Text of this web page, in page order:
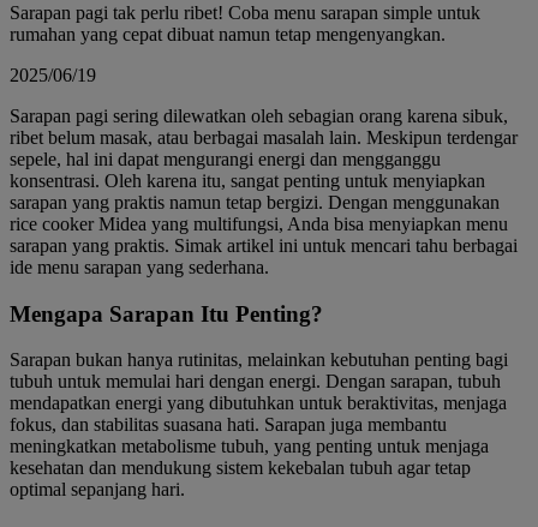
Sarapan pagi tak perlu ribet! Coba menu sarapan simple untuk
rumahan yang cepat dibuat namun tetap mengenyangkan.
2025/06/19
Sarapan pagi sering dilewatkan oleh sebagian orang karena sibuk,
ribet belum masak, atau berbagai masalah lain. Meskipun terdengar
sepele, hal ini dapat mengurangi energi dan mengganggu
konsentrasi. Oleh karena itu, sangat penting untuk menyiapkan
sarapan yang praktis namun tetap bergizi. Dengan menggunakan
rice cooker Midea yang multifungsi, Anda bisa menyiapkan menu
sarapan yang praktis. Simak artikel ini untuk mencari tahu berbagai
ide menu sarapan yang sederhana.
Mengapa Sarapan Itu Penting?
Sarapan bukan hanya rutinitas, melainkan kebutuhan penting bagi
tubuh untuk memulai hari dengan energi. Dengan sarapan, tubuh
mendapatkan energi yang dibutuhkan untuk beraktivitas, menjaga
fokus, dan stabilitas suasana hati. Sarapan juga membantu
meningkatkan metabolisme tubuh, yang penting untuk menjaga
kesehatan dan mendukung sistem kekebalan tubuh agar tetap
optimal sepanjang hari.